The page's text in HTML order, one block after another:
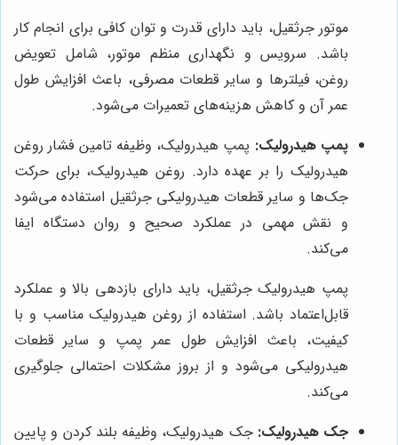
موتور جرثقیل، باید دارای قدرت و توان کافی برای انجام کار
باشد. سرویس و نگهداری منظم موتور، شامل تعویض
روغن، فیلترها و سایر قطعات مصرفی، باعث افزایش طول
عمر آن و کاهش هزینه‌های تعمیرات می‌شود.
پمپ هیدرولیک: پمپ هیدرولیک، وظیفه تامین فشار روغن
هیدرولیک را بر عهده دارد. روغن هیدرولیک، برای حرکت
جک‌ها و سایر قطعات هیدرولیکی جرثقیل استفاده می‌شود
و نقش مهمی در عملکرد صحیح و روان دستگاه ایفا
می‌کند.
پمپ هیدرولیک جرثقیل، باید دارای بازدهی بالا و عملکرد
قابل‌اعتماد باشد. استفاده از روغن هیدرولیک مناسب و با
کیفیت، باعث افزایش طول عمر پمپ و سایر قطعات
هیدرولیکی می‌شود و از بروز مشکلات احتمالی جلوگیری
می‌کند.
جک هیدرولیک: جک هیدرولیک، وظیفه بلند کردن و پایین